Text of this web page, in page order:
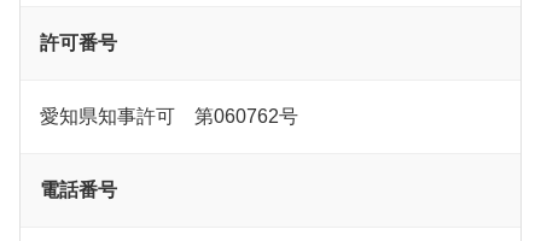
許可番号
愛知県知事許可 第060762号
電話番号